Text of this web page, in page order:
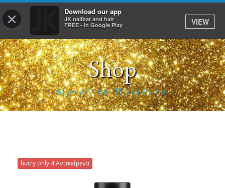
× Download our app
JK nailbar and hair
FREE - In Google Play
VIEW
Σύνδεση
ΑΡΧΙΚΗ
ΥΠΗΡΕΣΙΕΣ
ΕΡΓΑΣΙΑ
Shop
Μοναδικά Προϊόντα
hurry only 4 Αντικείμενα